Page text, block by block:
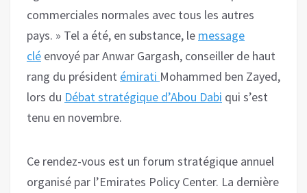
commerciales normales avec tous les autres
pays. » Tel a été, en substance, le message
clé envoyé par Anwar Gargash, conseiller de haut
rang du président émirati Mohammed ben Zayed,
lors du Débat stratégique d’Abou Dabi qui s’est
tenu en novembre.
Ce rendez-vous est un forum stratégique annuel
organisé par l’Emirates Policy Center. La dernière